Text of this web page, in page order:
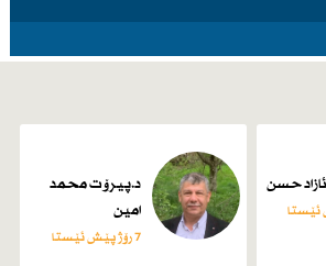
حسن
د.پیرۆت محمد
امین
7 رۆژ پێش ئێستا